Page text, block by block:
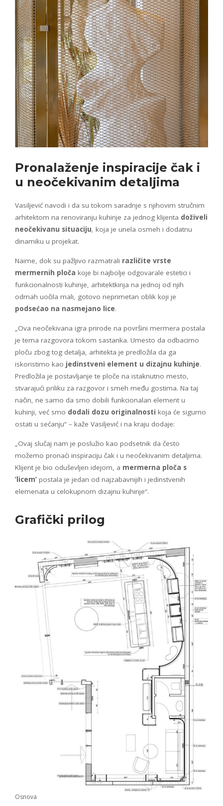
Pronalaženje inspiracije čak i
u neočekivanim detaljima
Vasiljević navodi i da su tokom saradnje s njihovim stručnim
arhitektom na renoviranju kuhinje za jednog klijenta doživeli
neočekivanu situaciju, koja je unela osmeh i dodatnu
dinamiku u projekat.
Naime, dok su pažljivo razmatrali različite vrste
mermernih ploča koje bi najbolje odgovarale estetici i
funkcionalnosti kuhinje, arhitektkinja na jednoj od njih
odmah uočila mali, gotovo neprimetan oblik koji je
podsećao na nasmejano lice.
„Ova neočekivana igra prirode na površini mermera postala
je tema razgovora tokom sastanka. Umesto da odbacimo
ploču zbog tog detalja, arhitekta je predložila da ga
iskoristimo kao jedinstveni element u dizajnu kuhinje.
Predložila je postavljanje te ploče na istaknutno mesto,
stvarajući priliku za razgovor i smeh među gostima. Na taj
način, ne samo da smo dobili funkcionalan element u
kuhinji, već smo dodali dozu originalnosti koja će sigurno
ostati u sećanju“ – kaže Vasiljević i na kraju dodaje:
„Ovaj slučaj nam je poslužio kao podsetnik da često
možemo pronaći inspiraciju čak i u neočekivanim detaljima.
Klijent je bio oduševljen idejom, a mermerna ploča s
’licem’ postala je jedan od najzabavnijih i jedinstvenih
elemenata u celokupnom dizajnu kuhinje“.
Grafički prilog
Osnova